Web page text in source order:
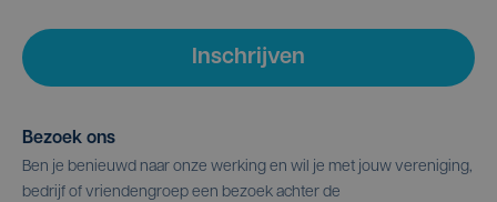
Inschrijven
Bezoek ons
Ben je benieuwd naar onze werking en wil je met jouw vereniging,
bedrijf of vriendengroep een bezoek achter de